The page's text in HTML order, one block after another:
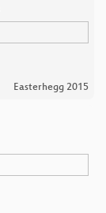
Easterhegg 2015